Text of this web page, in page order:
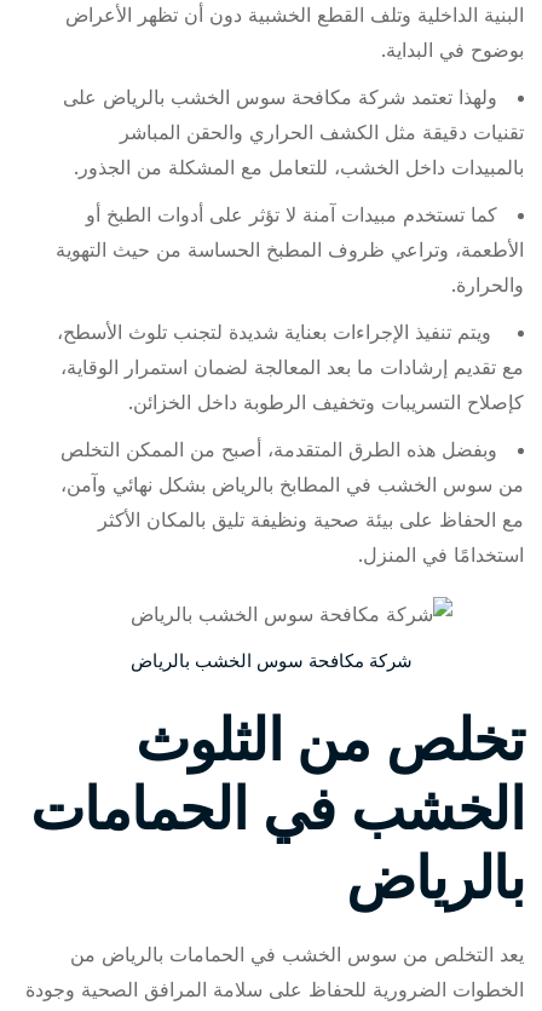
البنية الداخلية وتلف القطع الخشبية دون أن تظهر الأعراض
بوضوح في البداية.
ولهذا تعتمد شركة مكافحة سوس الخشب بالرياض على
تقنيات دقيقة مثل الكشف الحراري والحقن المباشر
بالمبيدات داخل الخشب، للتعامل مع المشكلة من الجذور.
كما تستخدم مبيدات آمنة لا تؤثر على أدوات الطبخ أو
الأطعمة، وتراعي ظروف المطبخ الحساسة من حيث التهوية
والحرارة.
ويتم تنفيذ الإجراءات بعناية شديدة لتجنب تلوث الأسطح،
مع تقديم إرشادات ما بعد المعالجة لضمان استمرار الوقاية،
كإصلاح التسريبات وتخفيف الرطوبة داخل الخزائن.
وبفضل هذه الطرق المتقدمة، أصبح من الممكن التخلص
من سوس الخشب في المطابخ بالرياض بشكل نهائي وآمن،
مع الحفاظ على بيئة صحية ونظيفة تليق بالمكان الأكثر
استخدامًا في المنزل.
شركة مكافحة سوس الخشب بالرياض
تخلص من الثلوث
الخشب في الحمامات
بالرياض
يعد التخلص من سوس الخشب في الحمامات بالرياض من
الخطوات الضرورية للحفاظ على سلامة المرافق الصحية وجودة